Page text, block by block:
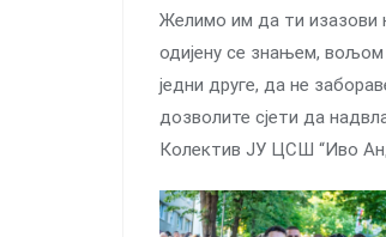
Желимо им да ти изазови
одијену се знањем,
једни друге, да не
дозволите сјети да
Колектив ЈУ ЦСШ “Иво